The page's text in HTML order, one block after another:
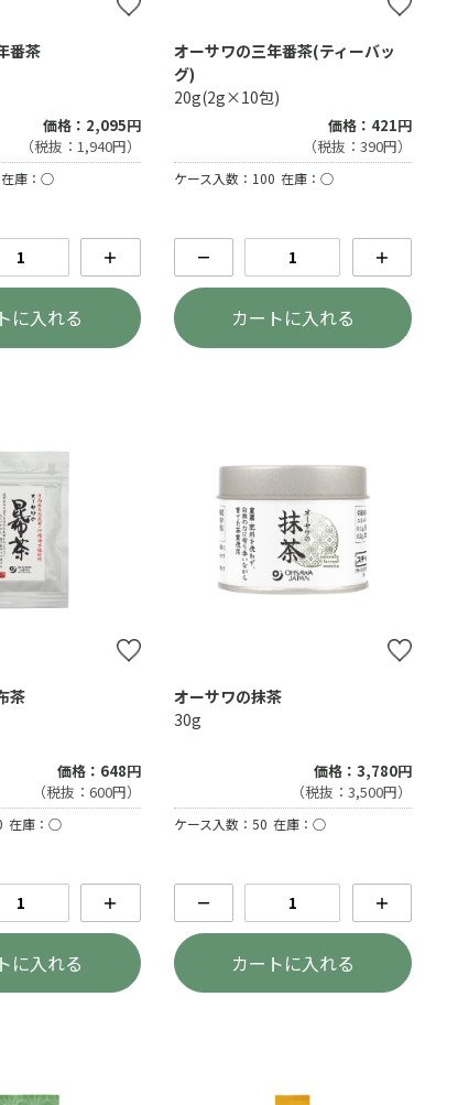
番茶
価格：2,095円
（税抜：1,940円）
在庫：○
＋
に入れる
オーサワの三年番茶(ティーバッ
グ)
20g(2g×10包)
価格：421円
（税抜：390円）
ケース入数：100 在庫：○
－ ＋
カートに入れる
茶
価格：648円
（税抜：600円）
在庫：○
＋
に入れる
オーサワの抹茶
30g
価格：3,780円
（税抜：3,500円）
ケース入数：50 在庫：○
－ ＋
カートに入れる